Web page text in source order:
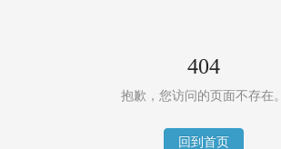
404
抱歉，您访问的页面不存在。
回到首页